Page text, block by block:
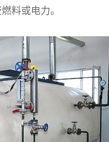
料或电力。